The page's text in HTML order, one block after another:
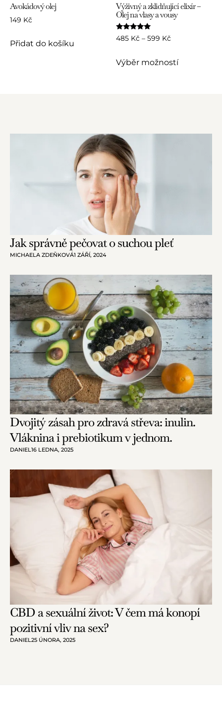
Avokádový olej
149 Kč
Přidat do košíku
Výživný a zklidňující elixír –
Olej na vlasy a vousy
Hodnocení
5.00
485 Kč – 599 Kč
Výběr možností
Jak správně pečovat o suchou pleť
MICHAELA ZDEŇKOVÁ1 ZÁŘÍ, 2024
Dvojitý zásah pro zdravá střeva: inulin.
Vláknina i prebiotikum v jednom.
DANIEL16 LEDNA, 2025
CBD a sexuální život: V čem má konopí
pozitivní vliv na sex?
DANIEL25 ÚNORA, 2025